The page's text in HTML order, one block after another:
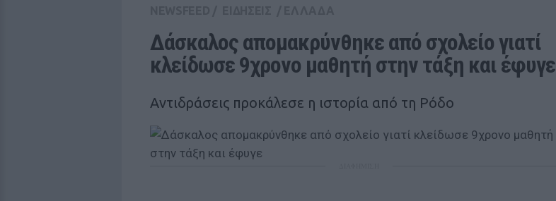
Δάσκαλος απομακρύνθηκε από σχολείο γιατί
κλείδωσε 9χρονο μαθητή στην τάξη και έφυγε
Αντιδράσεις προκάλεσε η ιστορία από τη Ρόδο